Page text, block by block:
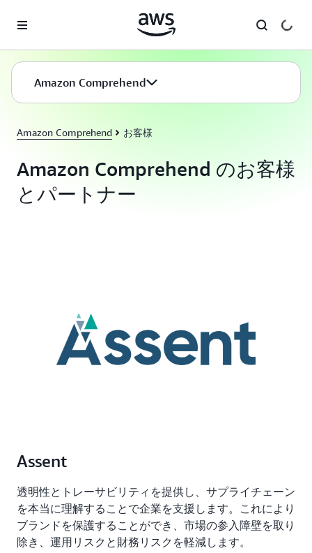
Amazon Comprehend
Amazon Comprehend お客様
Amazon Comprehend のお客様
とパートナー
Assent
透明性とトレーサビリティを提供し、サプライチェーン
を本当に理解することで企業を支援します。これにより
ブランドを保護することができ、市場の参入障壁を取り
除き、運用リスクと財務リスクを軽減します。